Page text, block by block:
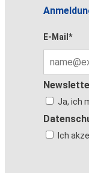
E-Mail*
Ja, ich
Ich